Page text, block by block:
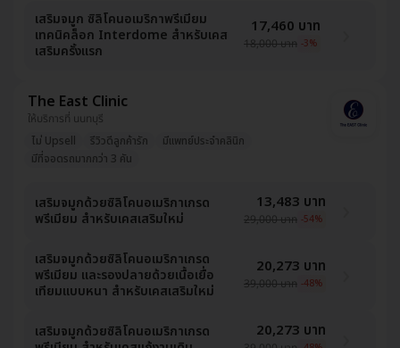
เสริมจมูก ซิลิโคนอเมริกาพรีเมียม
เทคนิคล็อก Interdome สำหรับเคส
เสริมครั้งแรก
17,460 บาท
18,000 บาท -3%
The East Clinic
ให้บริการที่ นนทบุรี
ไม่ Upsell
รีวิวดีลูกค้ารัก
มีแพทย์ประจำคลินิก
มีที่จอดรถมากกว่า 3 คัน
เสริมจมูกด้วยซิลิโคนอเมริกาเกรด
พรีเมียม สำหรับเคสเสริมใหม่
13,483 บาท
29,000 บาท -54%
เสริมจมูกด้วยซิลิโคนอเมริกาเกรด
พรีเมียม และรองปลายด้วยเนื้อเยื่อ
เทียมแบบหนา สำหรับเคสเสริมใหม่
20,273 บาท
39,000 บาท -48%
เสริมจมูกด้วยซิลิโคนอเมริกาเกรด
20,273 บาท